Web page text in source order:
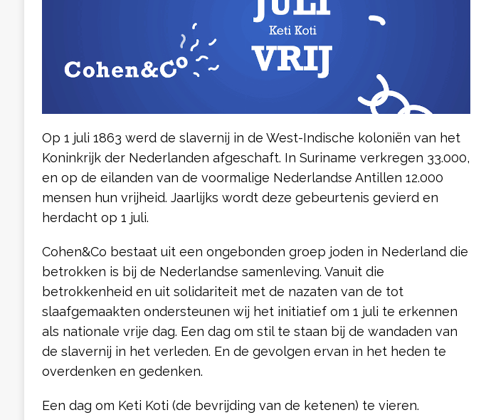
Op 1 juli 1863 werd de slavernij in de West-Indische koloniën van het
Koninkrijk der Nederlanden afgeschaft. In Suriname verkregen 33.000,
en op de eilanden van de voormalige Nederlandse Antillen 12.000
mensen hun vrijheid. Jaarlijks wordt deze gebeurtenis gevierd en
herdacht op 1 juli.
Cohen&Co bestaat uit een ongebonden groep joden in Nederland die
betrokken is bij de Nederlandse samenleving. Vanuit die
betrokkenheid en uit solidariteit met de nazaten van de tot
slaafgemaakten ondersteunen wij het initiatief om 1 juli te erkennen
als nationale vrije dag. Een dag om stil te staan bij de wandaden van
de slavernij in het verleden. En de gevolgen ervan in het heden te
overdenken en gedenken.
Een dag om Keti Koti (de bevrijding van de ketenen) te vieren.